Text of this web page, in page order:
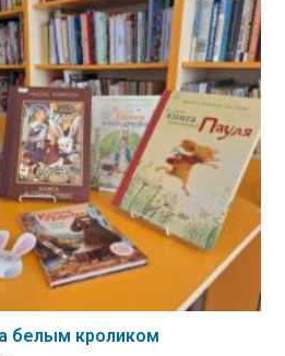
белым кроликом